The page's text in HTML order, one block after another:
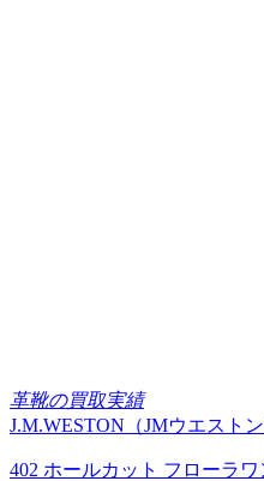
革靴の買取実績
J.M.WESTON（JMウエストン
402 ホールカット フローラ